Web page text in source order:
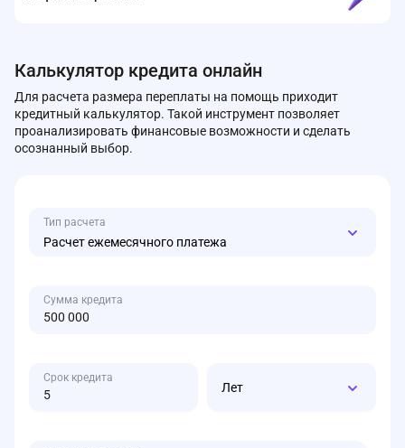
Калькулятор кредита онлайн
Для расчета размера переплаты на помощь приходит
кредитный калькулятор. Такой инструмент позволяет
проанализировать финансовые возможности и сделать
осознанный выбор.
Тип расчета
Расчет ежемесячного платежа
Сумма кредита
Срок кредита
Лет